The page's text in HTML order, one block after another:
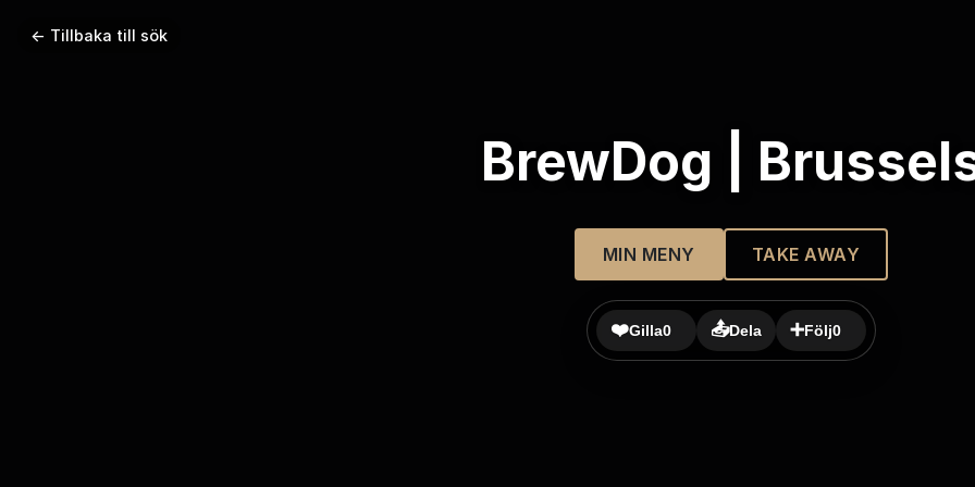
← Tillbaka till sök
BrewDog |
MIN MENY TAKE AWAY
❤️Gilla0 📤Dela ➕Följ0